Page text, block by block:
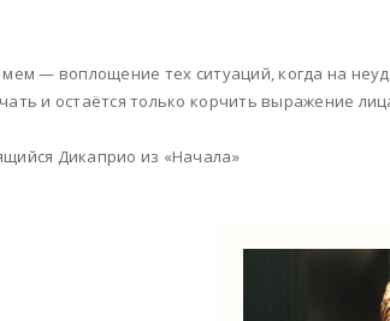
мем — воплощение тех ситуаций, когда на
и остаётся только корчить выражение
Дикаприо из «Начала»